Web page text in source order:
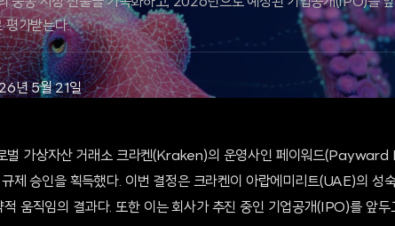
평가받는다.
년 5월 21일
가상자산 거래소 크라켄(Kraken)의 운영사인 페이워드(Payward
제 승인을 획득했다. 이번 결정은 크라켄이 아랍에미리트(UAE)의 성
적 움직임의 결과다. 또한 이는 회사가 추진 중인 기업공개(IPO)를 앞